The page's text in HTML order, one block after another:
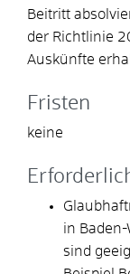
Beitritt
der Richtlinie
Auskünfte
Fristen
keine
in
sind